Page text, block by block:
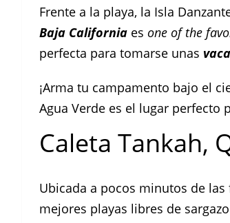
Frente a la playa, la Isla
Baja California es one of the
perfecta para tomarse unas
¡Arma tu campamento bajo el
Agua Verde es el lugar perfecto
Caleta Tankah,
Ubicada a pocos minutos de
mejores playas libres de